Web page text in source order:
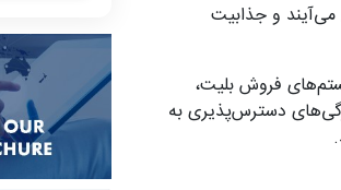
می‌آیند و جذابیت
فروش بلیت،
دسترس‌پذیری به